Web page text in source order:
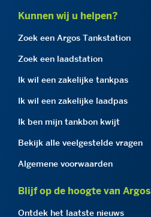
Kunnen wij u helpen?
Zoek een Argos Tankstation
Zoek een laadstation
Ik wil een zakelijke tankpas
Ik wil een zakelijke laadpas
Ik ben mijn tankbon kwijt
Bekijk alle veelgestelde vragen
Algemene voorwaarden
Blijf op de hoogte van Argos
Ontdek het laatste nieuws